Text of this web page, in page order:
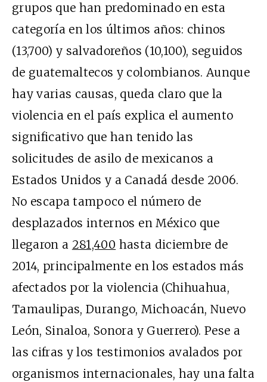
grupos que han predominado en esta
categoría en los últimos años: chinos
(13,700) y salvadoreños (10,100), seguidos
de guatemaltecos y colombianos. Aunque
hay varias causas, queda claro que la
violencia en el país explica el aumento
significativo que han tenido las
solicitudes de asilo de mexicanos a
Estados Unidos y a Canadá desde 2006.
No escapa tampoco el número de
desplazados internos en México que
llegaron a 281,400 hasta diciembre de
2014, principalmente en los estados más
afectados por la violencia (Chihuahua,
Tamaulipas, Durango, Michoacán, Nuevo
León, Sinaloa, Sonora y Guerrero). Pese a
las cifras y los testimonios avalados por
organismos internacionales, hay una falta